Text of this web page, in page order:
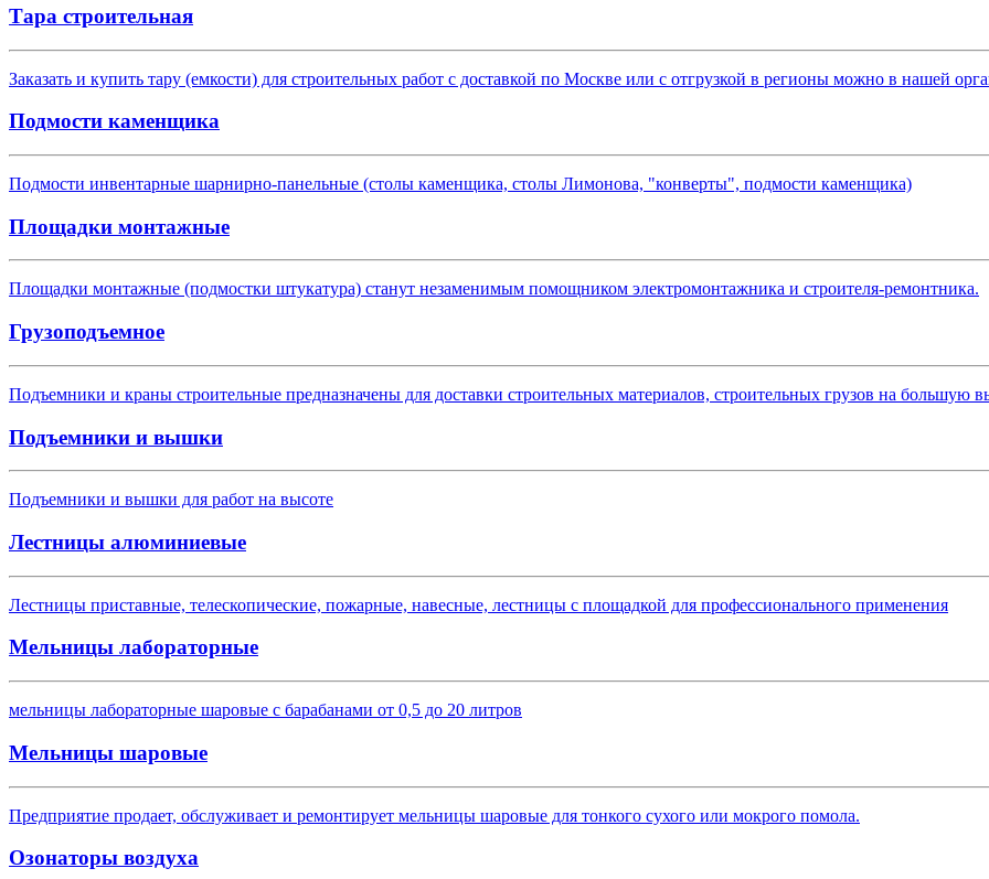
Тара строительная
Заказать и купить тару (емкости) для строительных работ с доставкой по Москве или с отгрузкой в регионы можно в нашей
Подмости каменщика
Подмости инвентарные шарнирно-панельные (столы каменщика, столы Лимонова, "конверты", подмости каменщика)
Площадки монтажные
Площадки монтажные (подмостки штукатура) станут незаменимым помощником электромонтажника и строителя-ремонтника.
Грузоподъемное
Подъемники и краны строительные предназначены для доставки строительных материалов, строительных грузов на большую
Подъемники и вышки
Подъемники и вышки для работ на высоте
Лестницы алюминиевые
Лестницы приставные, телескопические, пожарные, навесные, лестницы с площадкой для профессионального применения
Мельницы лабораторные
мельницы лабораторные шаровые с барабанами от 0,5 до 20 литров
Мельницы шаровые
Предприятие продает, обслуживает и ремонтирует мельницы шаровые для тонкого сухого или мокрого помола.
Озонаторы воздуха